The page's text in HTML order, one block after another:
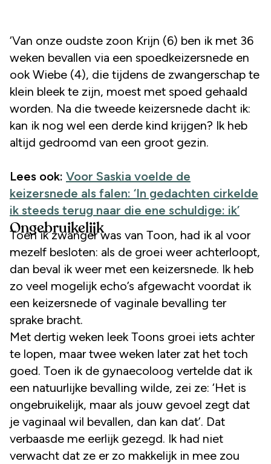
‘Van onze oudste zoon Krijn (6) ben ik met 36
weken bevallen via een spoedkeizersnede en
ook Wiebe (4), die tijdens de zwangerschap te
klein bleek te zijn, moest met spoed gehaald
worden. Na die tweede keizersnede dacht ik:
kan ik nog wel een derde kind krijgen? Ik heb
altijd gedroomd van een groot gezin.
Lees ook: Voor Saskia voelde de
keizersnede als falen: ‘In gedachten cirkelde
ik steeds terug naar die ene schuldige: ik’
Ongebruikelijk
Toen ik zwanger was van Toon, had ik al voor
mezelf besloten: als de groei weer achterloopt,
dan beval ik weer met een keizersnede. Ik heb
zo veel mogelijk echo’s afgewacht voordat ik
een keizersnede of vaginale bevalling ter
sprake bracht.
Met dertig weken leek Toons groei iets achter
te lopen, maar twee weken later zat het toch
goed. Toen ik de gynaecoloog vertelde dat ik
een natuurlijke bevalling wilde, zei ze: ‘Het is
ongebruikelijk, maar als jouw gevoel zegt dat
je vaginaal wil bevallen, dan kan dat’. Dat
verbaasde me eerlijk gezegd. Ik had niet
verwacht dat ze er zo makkelijk in mee zou